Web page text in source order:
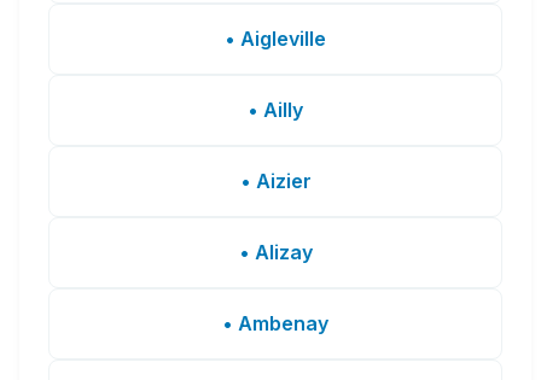
• Aigleville
• Ailly
• Aizier
• Alizay
• Ambenay